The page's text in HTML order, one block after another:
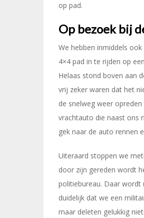
op pad.
Op bezoek bij
We hebben inmiddels
4×4 pad in te rijden op
Helaas stond boven aan
vrij zeker waren dat het
de snelweg weer
vrachtauto die naast ons
gek naar de auto rennen
Uiteraard stoppen we
door zijn gereden wordt
politiebureau. Daar wordt
duidelijk dat we een
maar deleten gelukkig